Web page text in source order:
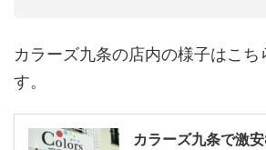
カラーズ九条の店内の様子はこち
す。
カラーズ九条で激